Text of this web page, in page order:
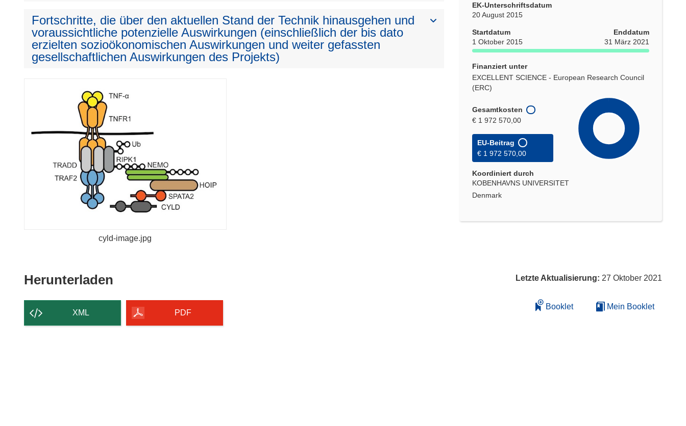
EK-Unterschriftsdatum
20 August 2015
Startdatum
1 Oktober 2015
Enddatum
31 März 2021
Finanziert unter
EXCELLENT SCIENCE - European Research Council
(ERC)
Gesamtkosten
€ 1 972 570,00
EU-Beitrag
€ 1 972 570,00
Koordiniert durch
KOBENHAVNS UNIVERSITET
Denmark
Fortschritte, die über den aktuellen Stand der Technik hinausgehen und
voraussichtliche potenzielle Auswirkungen (einschließlich der bis dato
erzielten sozioökonomischen Auswirkungen und weiter gefassten
gesellschaftlichen Auswirkungen des Projekts)
cyld-image.jpg
Herunterladen
Seite
XML PDF
Letzte Aktualisierung: 27 Oktober 2021
Booklet Mein Booklet